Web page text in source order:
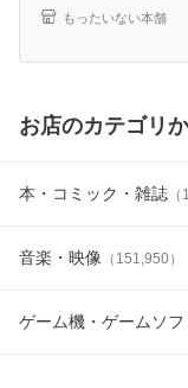
もったいない本舗
お店のカテゴリ
本・コミック・雑誌 （
音楽・映像 （ 151,950）
ゲーム機・ゲームソフ